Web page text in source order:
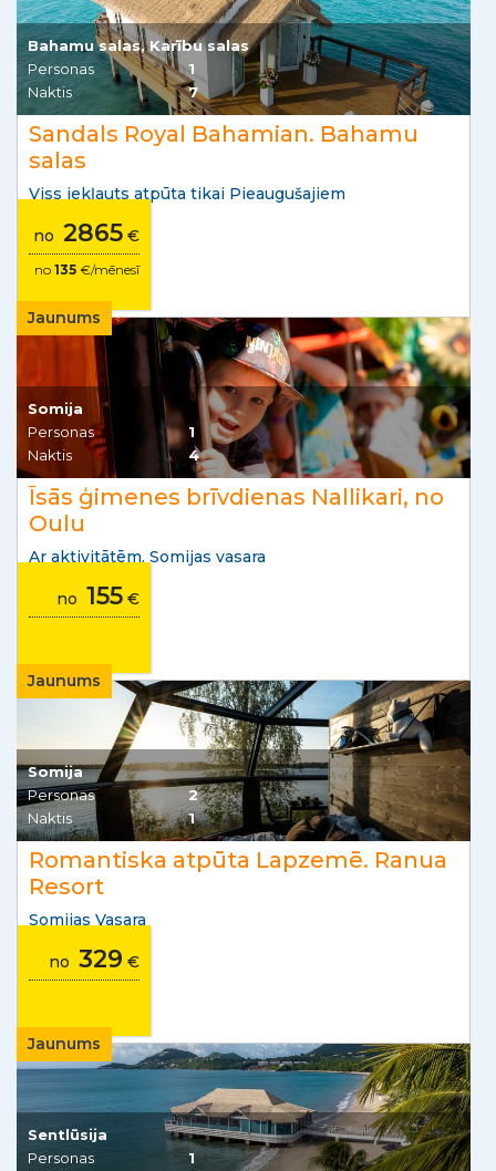
Bahamu salas, Karību salas
Personas
1
Naktis
7
Sandals Royal Bahamian. Bahamu
salas
Viss iekļauts atpūta tikai Pieaugušajiem
no 2865 €
no 135 €/mēnesī
Jaunums
Somija
Personas
1
Naktis
4
Īsās ģimenes brīvdienas Nallikari, no
Oulu
Ar aktivitātēm. Somijas vasara
no 155 €
Jaunums
Somija
Personas
2
Naktis
1
Romantiska atpūta Lapzemē. Ranua
Resort
Somijas Vasara
no 329 €
Jaunums
Sentlūsija
Personas
1